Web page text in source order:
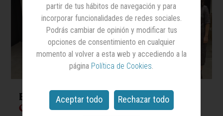
España destaca en la ‘shortlist’ de los
Gerety Awards
partir de tus hábitos de navegación y para
incorporar funcionalidades de redes sociales.
Podrás cambiar de opinión y modificar tus
opciones de consentimiento en cualquier
momento al volver a esta web y accediendo a la
página Política de Cookies.
Aceptar todo Rechazar todo